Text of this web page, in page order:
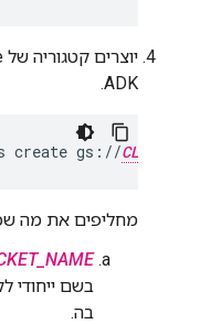
ADK.
create gs://
מחליפים את מה
בשם ייחודי
בה.